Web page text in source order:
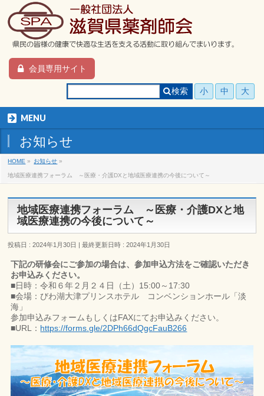
会員専用サイト
小 中 大
検索
MENU
お知らせ
HOME » お知らせ »
地域医療連携フォーラム ～医療・介護DXと地域医療連携の今後について～
地域医療連携フォーラム ～医療・介護DXと地
域医療連携の今後について～
投稿日 : 2024年1月30日 最終更新日時 : 2024年1月30日
下記の研修会にご参加の場合は、参加申込方法をご確認いただき
お申込みください。
■日時：令和６年２月２４日（土）15:00～17:30
■会場：びわ湖大津プリンスホテル コンベンションホール「淡
海」
参加申込みフォームもしくはFAXにてお申込みください。
■URL： https://forms.gle/2DPh66dQgcFauB266